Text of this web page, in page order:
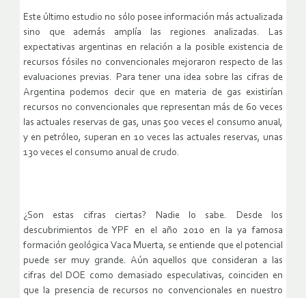
Este último estudio no sólo posee información más actualizada
sino que además amplía las regiones analizadas. Las
expectativas argentinas en relación a la posible existencia de
recursos fósiles no convencionales mejoraron respecto de las
evaluaciones previas. Para tener una idea sobre las cifras de
Argentina podemos decir que en materia de gas existirían
recursos no convencionales que representan más de 60 veces
las actuales reservas de gas, unas 500 veces el consumo anual,
y en petróleo, superan en 10 veces las actuales reservas, unas
130 veces el consumo anual de crudo.
¿Son estas cifras ciertas? Nadie lo sabe. Desde los
descubrimientos de YPF en el año 2010 en la ya famosa
formación geológica Vaca Muerta, se entiende que el potencial
puede ser muy grande. Aún aquellos que consideran a las
cifras del DOE como demasiado especulativas, coinciden en
que la presencia de recursos no convencionales en nuestro